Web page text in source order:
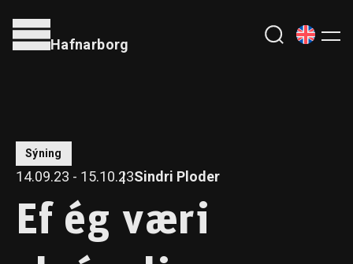
Hafnarborg
Sýning
14.09.23 - 15.10.23Sindri Ploder
Ef ég væri